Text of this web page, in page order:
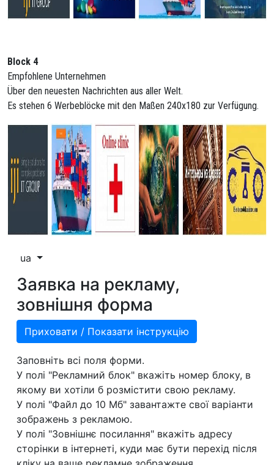
Block 4
Empfohlene Unternehmen
Über den neuesten Nachrichten aus aller Welt.
Es stehen 6 Werbeblöcke mit den Maßen 240x180 zur Verfügung.